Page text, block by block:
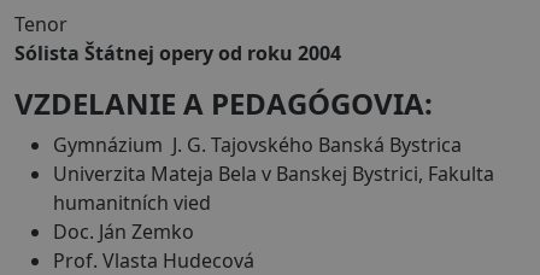
Tenor
Sólista Štátnej opery od roku 2004
VZDELANIE A PEDAGÓGOVIA:
Gymnázium J. G. Tajovského Banská Bystrica
Univerzita Mateja Bela v Banskej Bystrici, Fakulta
humanitních vied
Doc. Ján Zemko
Prof. Vlasta Hudecová